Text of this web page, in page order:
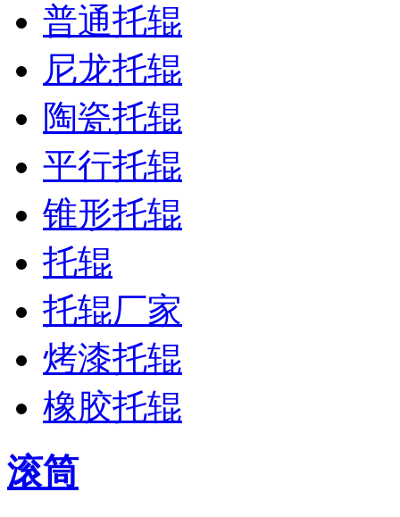
普通托辊
尼龙托辊
陶瓷托辊
平行托辊
锥形托辊
托辊
托辊厂家
烤漆托辊
橡胶托辊
滚筒